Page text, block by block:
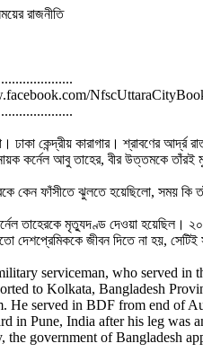
রাজনীতি
কেন্দ্রীয় কারাগার। শ্রাবণের
কর্নেল আবু তাহের, বীর উত্তমকে
কেন ফাঁসীতে ঝুলতে হয়েছিলো, সময় কি
তাহেরকে মৃত্যুদণ্ড দেওয়া হয়েছিল।
দেশপ্রেমিককে জীবন দিতে না হয়, সেটিই
serviceman, who served in
to Kolkata, Bangladesh
He served in BDF from end of
in Pune, India after his leg was
government of Bangladesh